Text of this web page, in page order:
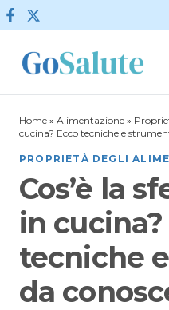
Vai al contenuto
Home » Alimentazione »
cucina? Ecco tecniche e
PROPRIETÀ DEGLI
Cos’è la
in cucina?
tecniche
da